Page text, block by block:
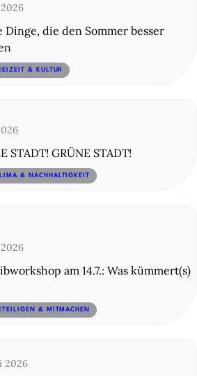
2026
Dinge, die den Sommer besser
& KULTUR
STADT! GRÜNE STADT!
& NACHHALTIGKEIT
am 14.7.: Was kümmert(s)
& MITMACHEN
2026